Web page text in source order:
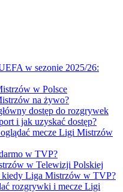
w sezonie 2025/26:
w Polsce
na żywo?
dostęp do rozgrywek
i jak uzyskać dostęp?
mecze Ligi Mistrzów
w TVP?
w Telewizji Polskiej
Liga Mistrzów w TVP?
rozgrywki i mecze Ligi